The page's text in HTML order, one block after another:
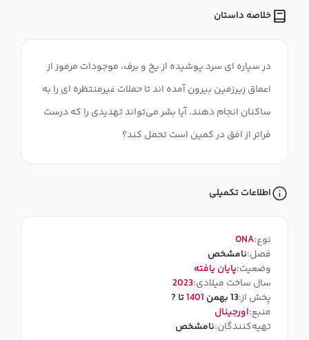
خلاصه داستان
در سیاره ای سرد پوشیده از یخ و برف، موجودات مرموز از
اعماق زیرزمین بیرون آمده اند تا حملات غیرمنتظره ای را به
ساکنان انجام دهند. آیا بشر می‌تواند تهدیدی را که درست
فراتر از افق در کمین است تحمل کند؟
اطلاعات تکمیلی
نوع:ONA
فصل:نامشخص
وضعیت:پایان یافته
سال ساخت میلادی:2023
پخش از:13 بهمن 1401تا ?
منبع:اورجینال
تهیه‌کنندگان:نامشخص